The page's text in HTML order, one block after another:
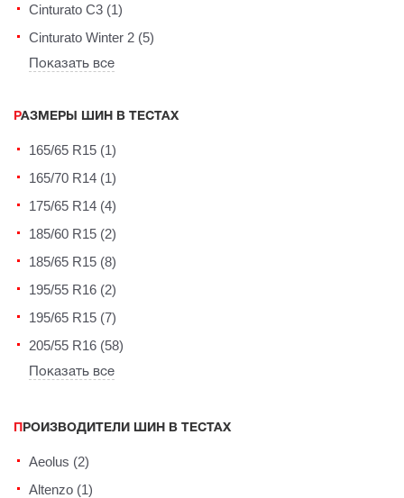
Cinturato C3 (1)
Cinturato Winter 2 (5)
Показать все
РАЗМЕРЫ ШИН В ТЕСТАХ
165/65 R15 (1)
165/70 R14 (1)
175/65 R14 (4)
185/60 R15 (2)
185/65 R15 (8)
195/55 R16 (2)
195/65 R15 (7)
205/55 R16 (58)
Показать все
ПРОИЗВОДИТЕЛИ ШИН В ТЕСТАХ
Aeolus (2)
Altenzo (1)